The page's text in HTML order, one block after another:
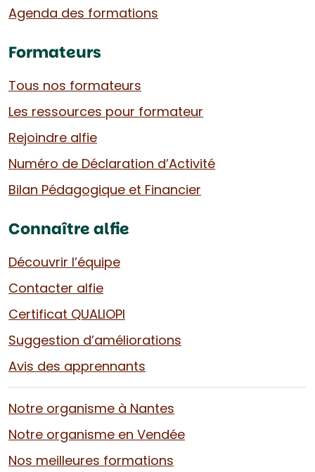
Agenda des formations
Formateurs
Tous nos formateurs
Les ressources pour formateur
Rejoindre alfie
Numéro de Déclaration d’Activité
Bilan Pédagogique et Financier
Connaître alfie
Découvrir l’équipe
Contacter alfie
Certificat QUALIOPI
Suggestion d’améliorations
Avis des apprennants
Notre organisme à Nantes
Notre organisme en Vendée
Nos meilleures formations